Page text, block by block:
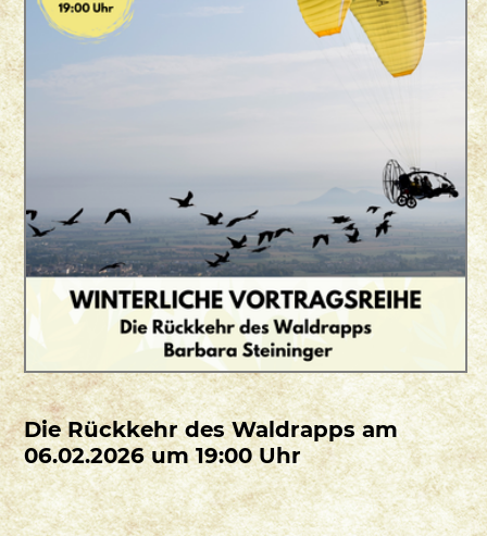
Die Rückkehr des Waldrapps am
06.02.2026 um 19:00 Uhr